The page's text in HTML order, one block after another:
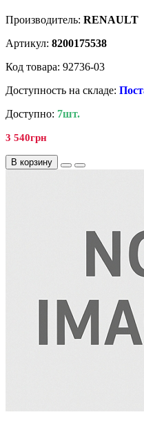
Производитель: RENAULT
Артикул: 8200175538
Код товара: 92736-03
Доступность на складе:
Доступно: 7шт.
3 540грн
В корзину